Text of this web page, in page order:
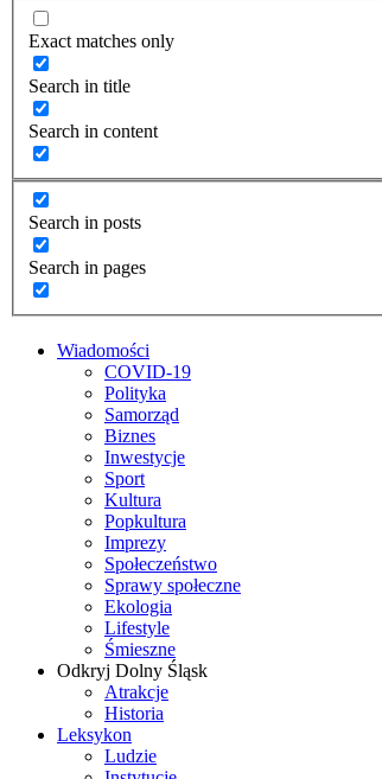
Exact matches only
Search in title
Search in content
Search in posts
Search in pages
Wiadomości
COVID-19
Polityka
Samorząd
Biznes
Inwestycje
Sport
Kultura
Popkultura
Imprezy
Społeczeństwo
Sprawy społeczne
Ekologia
Lifestyle
Śmieszne
Odkryj Dolny Śląsk
Atrakcje
Historia
Leksykon
Ludzie